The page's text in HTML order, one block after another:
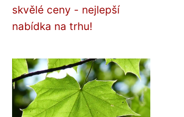
skvělé ceny - nejlepší
nabídka na trhu!